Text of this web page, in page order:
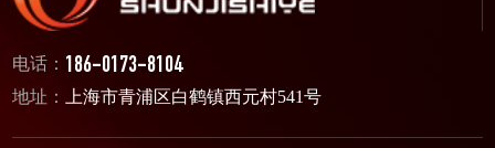
电话： 186-0173-8104
地址： 上海市青浦区白鹤镇西元村541号